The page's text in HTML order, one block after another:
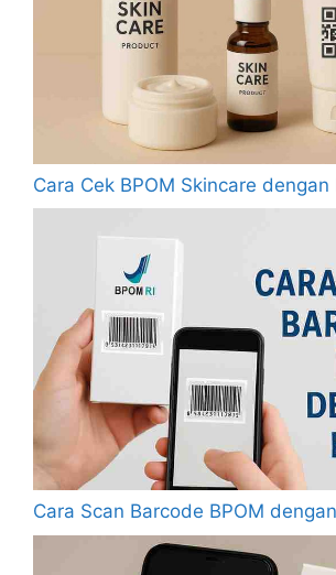
Cara Cek BPOM Skincare dengan
Cara Scan Barcode BPOM